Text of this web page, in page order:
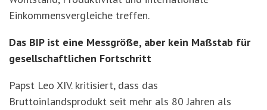
Einkommensvergleiche treffen.
Das BIP ist eine Messgröße, aber kein Maßstab für
gesellschaftlichen Fortschritt
Papst Leo XIV. kritisiert, dass das
Bruttoinlandsprodukt seit mehr als 80 Jahren als